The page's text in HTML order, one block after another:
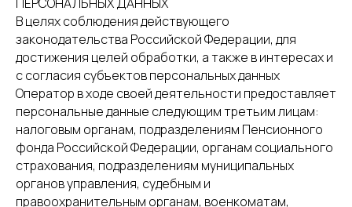
В целях соблюдения действующего
законодательства Российской Федерации, для
достижения целей обработки, а также в интересах и
с согласия субъектов персональных данных
Оператор в ходе своей деятельности предоставляет
персональные данные следующим третьим лицам:
налоговым органам, подразделениям Пенсионного
фонда Российской Федерации, органам социального
страхования, подразделениям муниципальных
органов управления, судебным и
правоохранительным органам, военкоматам,